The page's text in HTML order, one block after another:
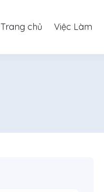
Trang chủ Việc Làm